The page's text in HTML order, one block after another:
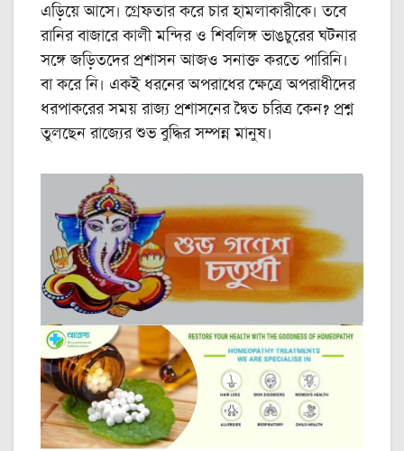
এড়িয়ে আসে। গ্রেফতার করে চার হামলাকারীকে। তবে
রানির বাজারে কালী মন্দির ও শিবলিঙ্গ ভাঙচুরের ঘটনার
সঙ্গে জড়িতদের প্রশাসন আজও সনাক্ত করতে পারিনি।
বা করে নি। একই ধরনের অপরাধের ক্ষেত্রে অপরাধীদের
ধরপাকরের সময় রাজ্য প্রশাসনের দ্বৈত চরিত্র কেন? প্রশ্ন
তুলছেন রাজ্যের শুভ বুদ্ধির সম্পন্ন মানুষ।